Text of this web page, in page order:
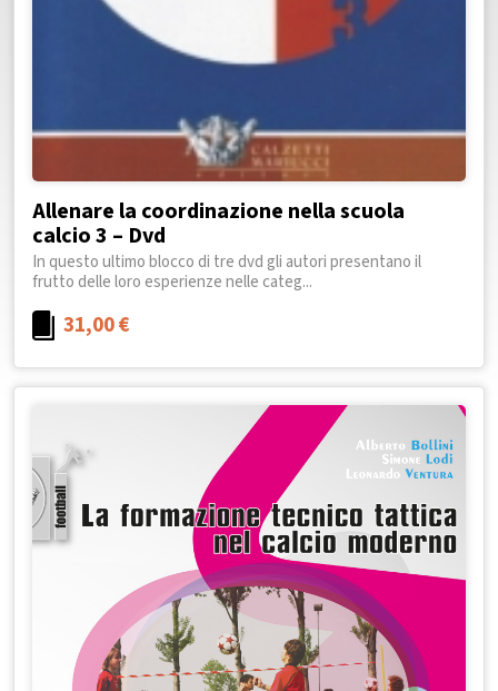
Allenare la coordinazione nella scuola
calcio 3 – Dvd
In questo ultimo blocco di tre dvd gli autori presentano il
frutto delle loro esperienze nelle categ...
31,00€